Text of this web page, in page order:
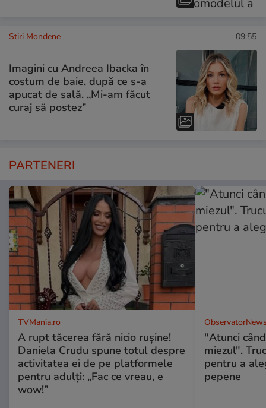
Stiri Mondene 09:55
Imagini cu Andreea Ibacka în
costum de baie, după ce s-a
apucat de sală. „Mi-am făcut
curaj să postez”
PARTENERI
TVMania.ro
A rupt tăcerea fără nicio rușine!
Daniela Crudu spune totul despre
activitatea ei de pe platformele
pentru adulți: „Fac ce vreau, e
wow!”
"Atunci
miezul".
pentru a
pepene